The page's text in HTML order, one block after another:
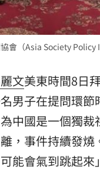
宙」職涯論壇9/12
Formosa 7s掀足
會（Asia Society Policy
文美東時間8日
男子在提問環
中國是一個獨裁
，事件持續發燒
能會氣到跳起來